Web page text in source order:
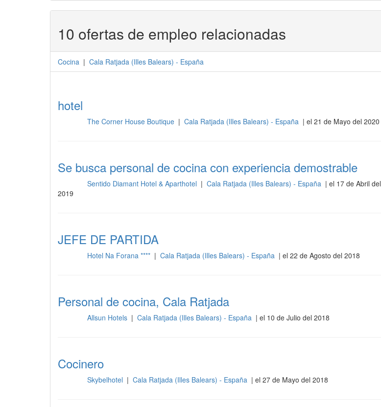
10 ofertas de empleo relacionadas
Cocina | Cala Ratjada (Illes Balears) - España
hotel
The Corner House Boutique | Cala Ratjada (Illes Balears) - España | el 21 de Mayo del 2020
Se busca personal de cocina con experiencia demostrable
Sentido Diamant Hotel & Aparthotel | Cala Ratjada (Illes Balears) - España | el 17 de Abril del
2019
JEFE DE PARTIDA
Hotel Na Forana **** | Cala Ratjada (Illes Balears) - España | el 22 de Agosto del 2018
Personal de cocina, Cala Ratjada
Allsun Hotels | Cala Ratjada (Illes Balears) - España | el 10 de Julio del 2018
Cocinero
Skybelhotel | Cala Ratjada (Illes Balears) - España | el 27 de Mayo del 2018